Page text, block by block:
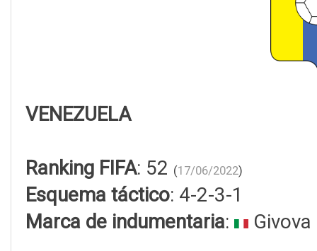
VENEZUELA
Ranking FIFA: 52 (17/06/2022)
Esquema táctico: 4-2-3-1
Marca de indumentaria: Givova